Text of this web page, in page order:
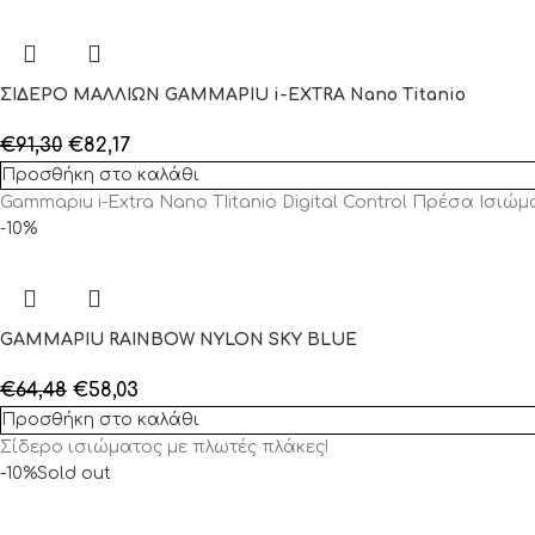
ΣΙΔΕΡΟ ΜΑΛΛΙΩΝ GAMMAPIU i-EXTRA Nano Titanio
€91,30 €82,17
Προσθήκη στο καλάθι
Gammapiu i-Extra Nano TIitanio Digital Control Πρέσα
-10%
GAMMAPIU RAINBOW NYLON SKY BLUE
€64,48 €58,03
Προσθήκη στο καλάθι
Σίδερο ισιώματος με πλωτές πλάκες!
-10%Sold out